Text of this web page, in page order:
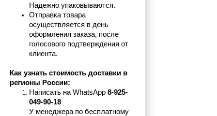
Надежно упаковываются.
Отправка товара
осуществляется в день
оформления заказа, после
голосового подтверждения от
клиента.
Как узнать стоимость доставки в
регионы России:
Написать на WhatsApp 8-925-
049-90-18
У менеджера по бесплатному